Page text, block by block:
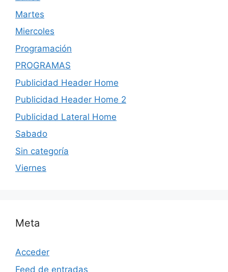
Martes
Miercoles
Programación
PROGRAMAS
Publicidad Header Home
Publicidad Header Home 2
Publicidad Lateral Home
Sabado
Sin categoría
Viernes
Meta
Acceder
Feed de entradas